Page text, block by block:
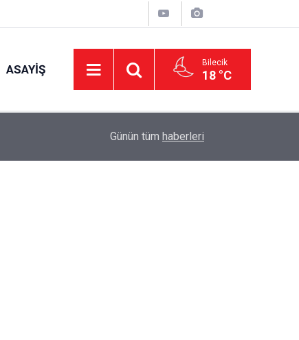
ASAYIŞ Bilecik
18 °C
İl Genel Meclisi’nden okullara 1.8 milyon TL
Günün tüm haberleri